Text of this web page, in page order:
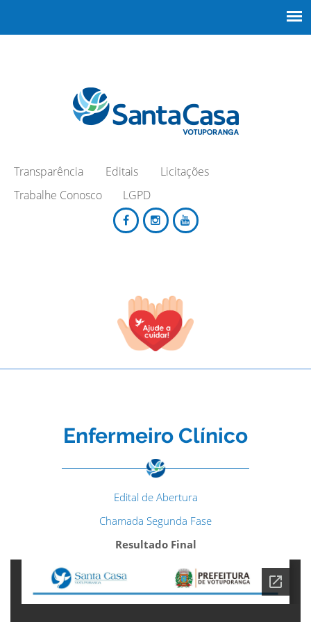
Transparência Editais
Licitações
Trabalhe Conosco
LGPD
Enfermeiro Clínico
Edital de Abertura
Chamada Segunda Fase
Resultado Final